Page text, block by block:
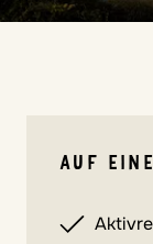
AUF